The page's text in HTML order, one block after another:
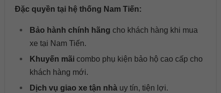
Đặc quyền tại hệ thống Nam Tiến:
Bảo hành chính hãng cho khách hàng khi mua
xe tại Nam Tiến.
Khuyến mãicombo phụ kiện bảo hộ cao cấp cho
khách hàng mới.
Dịch vụ giao xe tận nhà uy tín, tiện lợi.